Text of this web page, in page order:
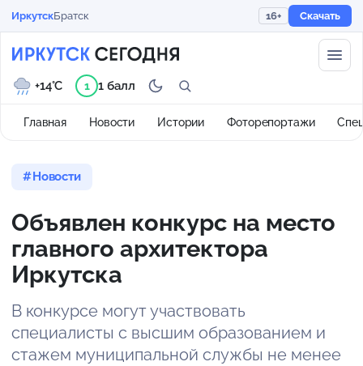
ИркутскБратск 16+ Скачать
Главная Новости Истории Фоторепортажи
+14°C 1 1 балл
Новости
Объявлен конкурс на место
главного архитектора
Иркутска
В конкурсе могут участвовать
специалисты с высшим образованием и
стажем муниципальной службы не менее